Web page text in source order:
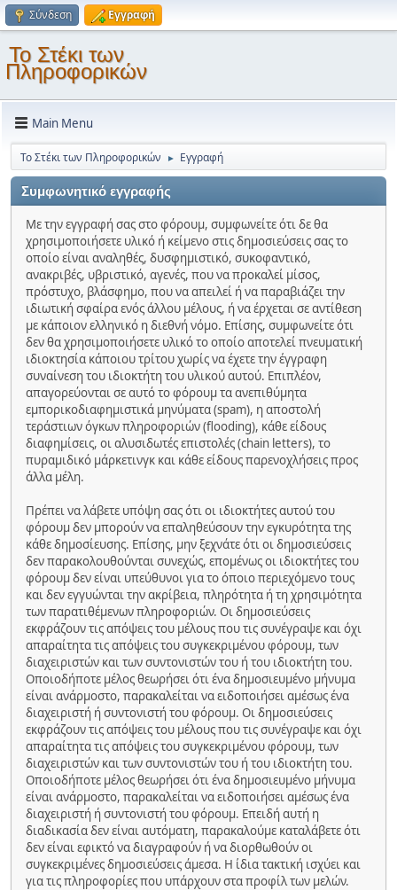
Σύνδεση Εγγραφή
Το Στέκι των
Πληροφορικών
Main Menu
Το Στέκι των Πληροφορικών ► Εγγραφή
Συμφωνητικό εγγραφής
Με την εγγραφή σας στο φόρουμ, συμφωνείτε ότι δε θα
χρησιμοποιήσετε υλικό ή κείμενο στις δημοσιεύσεις σας το
οποίο είναι αναληθές, δυσφημιστικό, συκοφαντικό,
ανακριβές, υβριστικό, αγενές, που να προκαλεί μίσος,
πρόστυχο, βλάσφημο, που να απειλεί ή να παραβιάζει την
ιδιωτική σφαίρα ενός άλλου μέλους, ή να έρχεται σε αντίθεση
με κάποιον ελληνικό η διεθνή νόμο. Επίσης, συμφωνείτε ότι
δεν θα χρησιμοποιήσετε υλικό το οποίο αποτελεί πνευματική
ιδιοκτησία κάποιου τρίτου χωρίς να έχετε την έγγραφη
συναίνεση του ιδιοκτήτη του υλικού αυτού. Επιπλέον,
απαγορεύονται σε αυτό το φόρουμ τα ανεπιθύμητα
εμπορικοδιαφημιστικά μηνύματα (spam), η αποστολή
τεράστιων όγκων πληροφοριών (flooding), κάθε είδους
διαφημίσεις, οι αλυσιδωτές επιστολές (chain letters), το
πυραμιδικό μάρκετινγκ και κάθε είδους παρενοχλήσεις προς
άλλα μέλη.
Πρέπει να λάβετε υπόψη σας ότι οι ιδιοκτήτες αυτού του
φόρουμ δεν μπορούν να επαληθεύσουν την εγκυρότητα της
κάθε δημοσίευσης. Επίσης, μην ξεχνάτε ότι οι δημοσιεύσεις
δεν παρακολουθούνται συνεχώς, επομένως οι ιδιοκτήτες του
φόρουμ δεν είναι υπεύθυνοι για το όποιο περιεχόμενο τους
και δεν εγγυώνται την ακρίβεια, πληρότητα ή τη χρησιμότητα
των παρατιθέμενων πληροφοριών. Οι δημοσιεύσεις
εκφράζουν τις απόψεις του μέλους που τις συνέγραψε και όχι
απαραίτητα τις απόψεις του συγκεκριμένου φόρουμ, των
διαχειριστών και των συντονιστών του ή του ιδιοκτήτη του.
Οποιοδήποτε μέλος θεωρήσει ότι ένα δημοσιευμένο μήνυμα
είναι ανάρμοστο, παρακαλείται να ειδοποιήσει αμέσως ένα
διαχειριστή ή συντονιστή του φόρουμ. Οι δημοσιεύσεις
εκφράζουν τις απόψεις του μέλους που τις συνέγραψε και όχι
απαραίτητα τις απόψεις του συγκεκριμένου φόρουμ, των
διαχειριστών και των συντονιστών του ή του ιδιοκτήτη του.
Οποιοδήποτε μέλος θεωρήσει ότι ένα δημοσιευμένο μήνυμα
είναι ανάρμοστο, παρακαλείται να ειδοποιήσει αμέσως ένα
διαχειριστή ή συντονιστή του φόρουμ. Επειδή αυτή η
διαδικασία δεν είναι αυτόματη, παρακαλούμε καταλάβετε ότι
δεν είναι εφικτό να διαγραφούν ή να διορθωθούν οι
συγκεκριμένες δημοσιεύσεις άμεσα. Η ίδια τακτική ισχύει και
για τις πληροφορίες που υπάρχουν στα προφίλ των μελών.